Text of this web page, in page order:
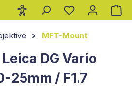
MFT-Mount
DG Vario
25mm / F1.7